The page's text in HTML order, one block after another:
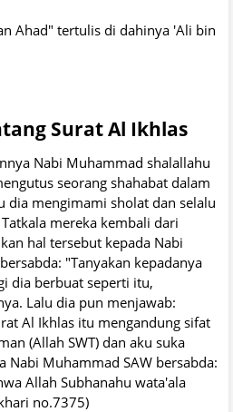
Ahad" tertulis di dahinya 'Ali bin
Surat Al Ikhlas
Nabi Muhammad shalallahu
seorang shahabat dalam
dia mengimami sholat dan selalu
mereka kembali dari
hal tersebut kepada Nabi
"Tanyakan kepadanya
dia berbuat seperti itu,
Lalu dia pun menjawab:
Al Ikhlas itu mengandung sifat
(Allah SWT) dan aku suka
Nabi Muhammad SAW bersabda:
Allah Subhanahu wata'ala
no.7375)